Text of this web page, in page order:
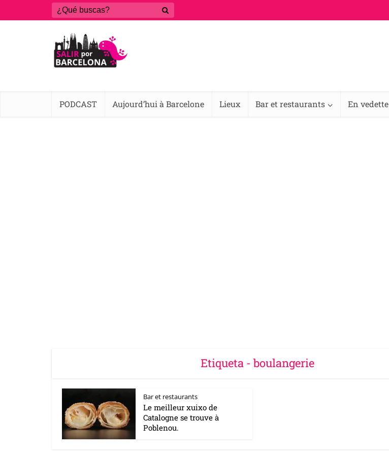
PODCAST Aujourd’hui à Barcelone Lieux Bar et restaurants En vedette
Etiqueta - boulangerie
Bar et restaurants
Le meilleur xuixo de
Catalogne se trouve à
Poblenou.